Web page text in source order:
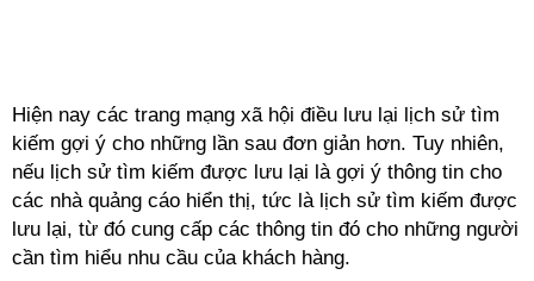
Hiện nay các trang mạng xã hội điều lưu lại lịch sử tìm
kiếm gợi ý cho những lần sau đơn giản hơn. Tuy nhiên,
nếu lịch sử tìm kiếm được lưu lại là gợi ý thông tin cho
các nhà quảng cáo hiển thị, tức là lịch sử tìm kiếm được
lưu lại, từ đó cung cấp các thông tin đó cho những người
cần tìm hiểu nhu cầu của khách hàng.